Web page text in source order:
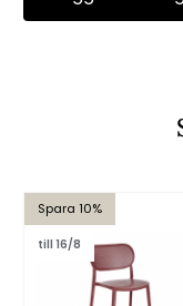
Spara 10%
till 16/8